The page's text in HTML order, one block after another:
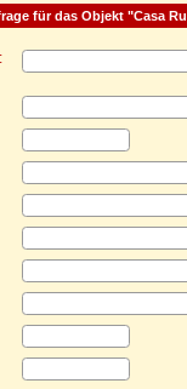
für das Objekt "Casa